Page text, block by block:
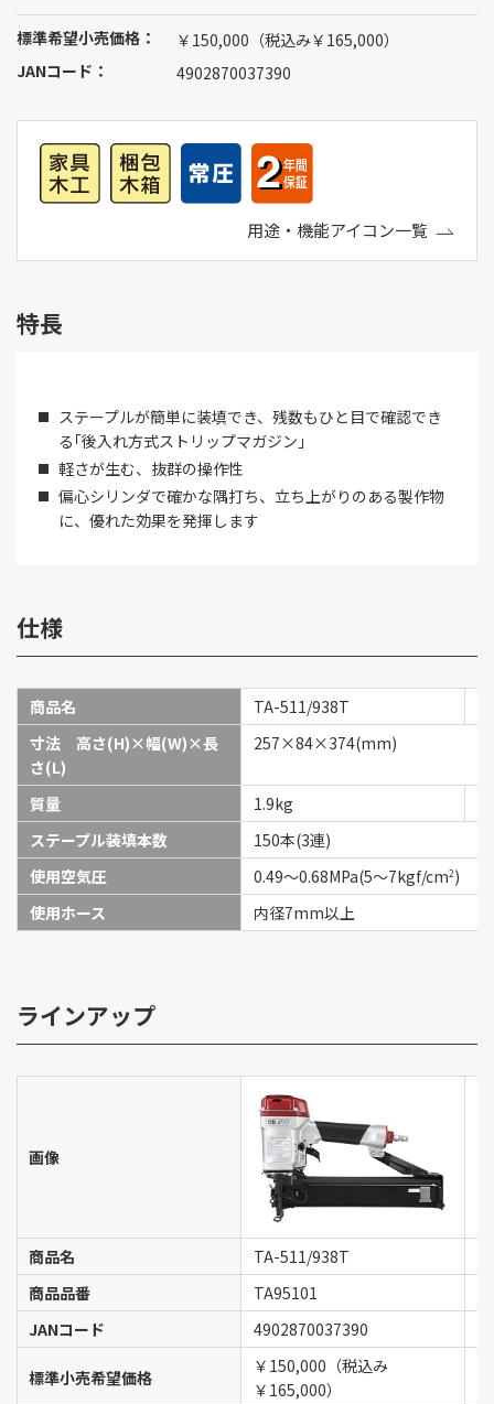
標準希望小売価格：
￥150,000（税込み￥165,000）
JANコード：
4902870037390
用途・機能アイコン一覧
特長
ステープルが簡単に装填でき、残数もひと目で確認でき
る｢後入れ方式ストリップマガジン」
軽さが生む、抜群の操作性
偏心シリンダで確かな隅打ち、立ち上がりのある製作物
に、優れた効果を発揮します
仕様
商品名 TA-511/938T
寸法 高さ(H)×幅(W)×長
さ(L)
257×84×374(mm)
質量 1.9kg
ステープル装填本数
150本(3連)
使用空気圧
0.49～0.68MPa(5～7kgf/cm2)
使用ホース
内径7mm以上
ラインアップ
画像
商品名 TA-511/938T
商品品番
TA95101
JANコード
4902870037390
標準小売希望価格
￥150,000（税込み
￥165,000）